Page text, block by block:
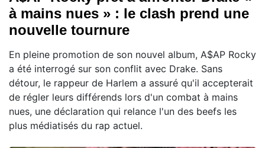
à mains nues » : le clash prend une
nouvelle tournure
En pleine promotion de son nouvel album, A$AP Rocky
a été interrogé sur son conflit avec Drake. Sans
détour, le rappeur de Harlem a assuré qu'il accepterait
de régler leurs différends lors d'un combat à mains
nues, une déclaration qui relance l'un des beefs les
plus médiatisés du rap actuel.